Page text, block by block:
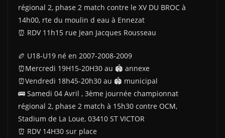
régional 2, phase 2 match contre le XV DU BROC à
14h00, rte du moulin d eau à Ennezat
⏰️ RDV 11h15 rue Jean Jacques Rousseau
🏉 U18-U19 né en 2007-2008-2009
⏰️Mercredi 19H15-20H30 au 🏟 annexe
⏰️Vendredi 18h45-20h30 au 🏟 municipal
🚌 Samedi 04 Avril , 3ème journée championnat
régional 2, phase 2 match à 15h30 contre OCM,
Stadium de La Loue, 03410 ST VICTOR
⏰️ RDV 14H30 sur place